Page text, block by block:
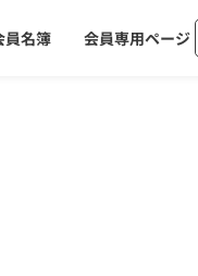
員名簿 会員専用ページ